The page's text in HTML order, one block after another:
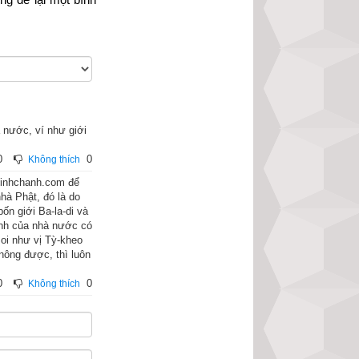
La. Ngài cao lớn
hề sát hại một
già không ngã
năm loại tai họa,
nước, ví như giới
Không thích 0
để
Phật, đó là do
giới Ba-la-di và
của nhà nước có
như vị Tỳ-kheo
được, thì luôn
Không thích 0